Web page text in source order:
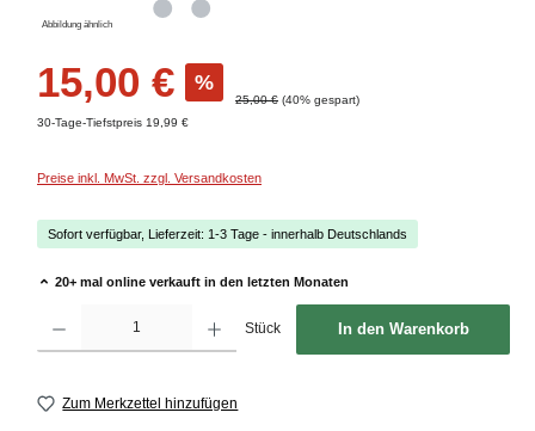
Abbildung ähnlich
15,00 € %
Regulärer Preis:
25,00 € (40% gespart)
30-Tage-Tiefstpreis 19,99 €
Preise inkl. MwSt. zzgl. Versandkosten
Sofort verfügbar, Lieferzeit: 1-3 Tage - innerhalb Deutschlands
20+ mal online verkauft in den letzten Monaten
Stück In den Warenkorb
Zum Merkzettel hinzufügen